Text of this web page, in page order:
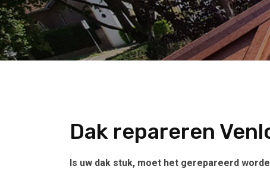
Dak repareren
Is uw dak stuk, moet het gerepareerd